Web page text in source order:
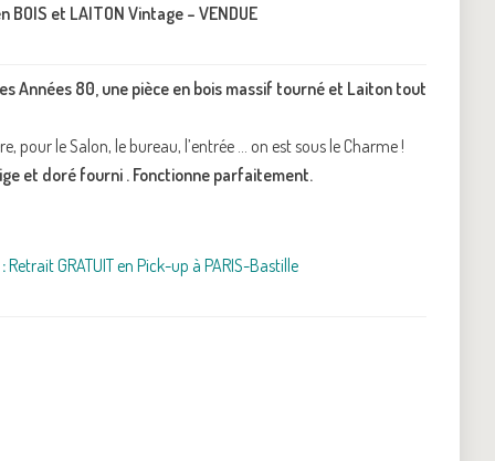
BOIS et LAITON Vintage – VENDUE
Années 80, une pièce en bois massif tourné et Laiton tout
pour le Salon, le bureau, l’entrée … on est sous le Charme !
et doré fourni . Fonctionne parfaitement.
Retrait GRATUIT en Pick-up à PARIS-Bastille